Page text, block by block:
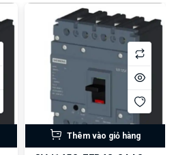
Thêm vào giỏ hàng